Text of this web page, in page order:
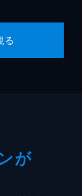
る
が